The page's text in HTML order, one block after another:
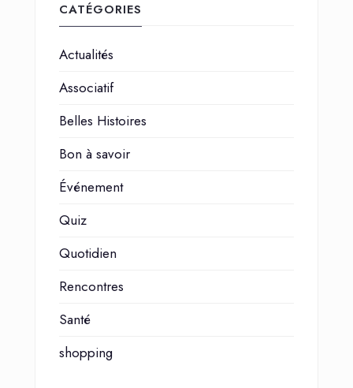
CATÉGORIES
Actualités
Associatif
Belles Histoires
Bon à savoir
Événement
Quiz
Quotidien
Rencontres
Santé
shopping